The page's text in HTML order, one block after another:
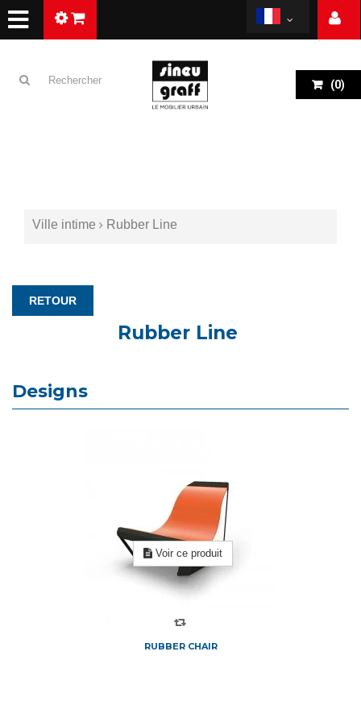
(0)
Ville intime Rubber Line
RETOUR
Rubber Line
Designs
Voir ce produit
RUBBER CHAIR